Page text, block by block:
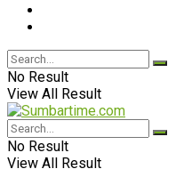
No Result
View All Result
No Result
View All Result